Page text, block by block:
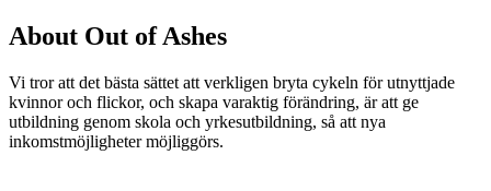
About Out of Ashes
Vi tror att det bästa sättet att verkligen bryta cykeln för utnyttjade
kvinnor och flickor, och skapa varaktig förändring, är att ge
utbildning genom skola och yrkesutbildning, så att nya
inkomstmöjligheter möjliggörs.